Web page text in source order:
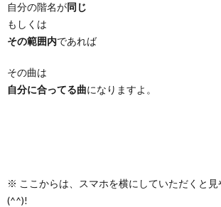
自分の階名が同じ
もしくは
その範囲内であれば
その曲は
自分に合ってる曲になりますよ。
※ ここからは、スマホを横にしていただくと見
(^^)!